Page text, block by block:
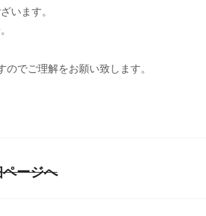
います。
でご理解をお願い致します。
ージへ